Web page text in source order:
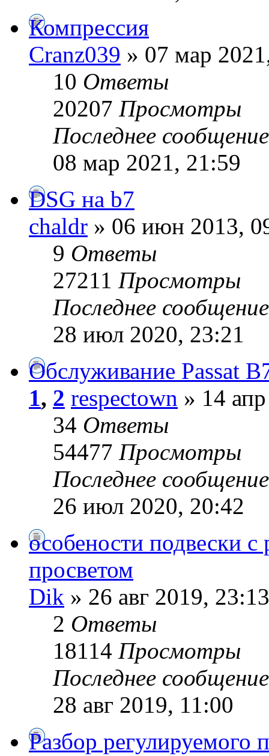
Компрессия
Cranz039 » 07 мар
10 Ответы
20207 Просмотры
Последнее
08 мар 2021, 21:59
DSG на b7
chaldr » 06 июн 2013,
9 Ответы
27211 Просмотры
Последнее
28 июл 2020, 23:21
Обслуживание Passat
1, 2 respectown » 14
34 Ответы
54477 Просмотры
Последнее
26 июл 2020, 20:42
особености подвески
просветом
Dik » 26 авг 2019, 23:13
2 Ответы
18114 Просмотры
Последнее
28 авг 2019, 11:00
Разбор регулируемого